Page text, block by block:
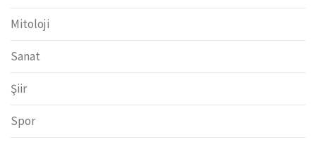
Mitoloji
Sanat
Şiir
Spor